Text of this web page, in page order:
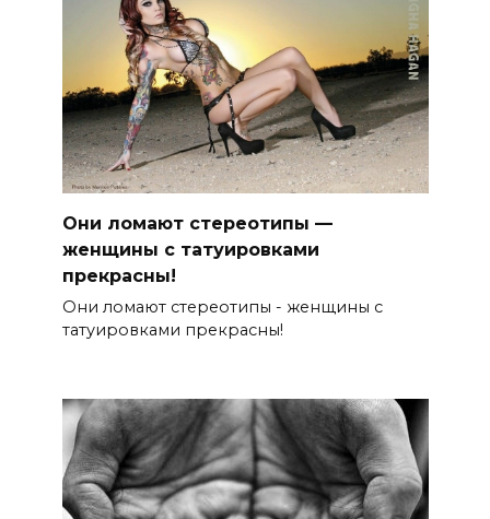
Они ломают стереотипы —
женщины с татуировками
прекрасны!
Они ломают стереотипы - женщины с
татуировками прекрасны!